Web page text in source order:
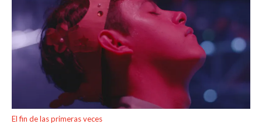
El fin de las primeras veces